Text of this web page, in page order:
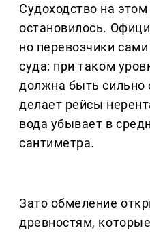
Судоходство на
остановилось.
но перевозчики
суда: при таком
должна быть сильно
делает рейсы
вода убывает в
сантиметра.
Зато обмеление
древностям,